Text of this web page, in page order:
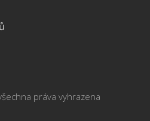
práva vyhrazena